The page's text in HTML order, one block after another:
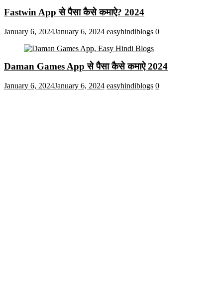
Fastwin App से पैसा कैसे कमाऐ? 2024
January 6, 2024January 6, 2024 easyhindiblogs 0
Daman Games App से पैसा कैसे कमाऐ 2024
January 6, 2024January 6, 2024 easyhindiblogs 0